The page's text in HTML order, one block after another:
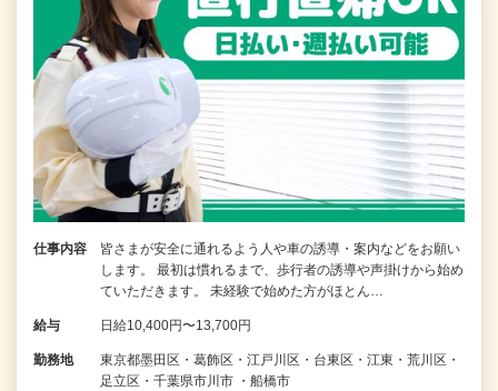
仕事内容
皆さまが安全に通れるよう人や車の誘導・案内などをお願い
します。 最初は慣れるまで、歩行者の誘導や声掛けから始め
ていただきます。 未経験で始めた方がほとん…
給与 日給10,400円〜13,700円
勤務地
東京都墨田区・葛飾区・江戸川区・台東区・江東・荒川区・
足立区・千葉県市川市 ・船橋市